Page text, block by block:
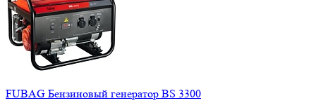
FUBAG Бензиновый генератор BS 3300